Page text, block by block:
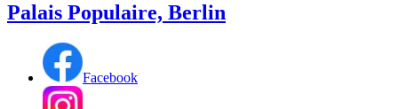
Palais Populaire, Berlin
Facebook